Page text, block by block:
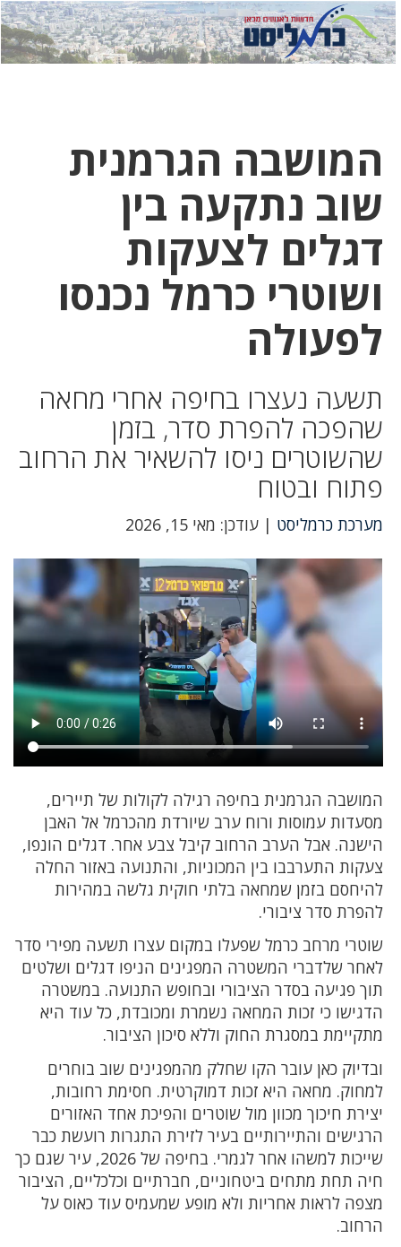
לחץ
כאן
לחץ
כדי
המושבה הגרמנית
שוב נתקעה בין
דגלים לצעקות
ושוטרי כרמל נכנסו
לפעולה
תשעה נעצרו בחיפה אחרי מחאה
שהפכה להפרת סדר, בזמן
שהשוטרים ניסו להשאיר את הרחוב
פתוח ובטוח
מערכת כרמליסט | עודכן: מאי 15, 2026
המושבה הגרמנית בחיפה רגילה לקולות של תיירים,
מסעדות עמוסות ורוח ערב שיורדת מהכרמל אל האבן
הישנה. אבל הערב הרחוב קיבל צבע אחר. דגלים הונפו,
צעקות התערבבו בין המכוניות, והתנועה באזור החלה
להיחסם בזמן שמחאה בלתי חוקית גלשה במהירות
להפרת סדר ציבורי.
שוטרי מרחב כרמל שפעלו במקום עצרו תשעה מפירי סדר
לאחר שלדברי המשטרה המפגינים הניפו דגלים ושלטים
תוך פגיעה בסדר הציבורי ובחופש התנועה. במשטרה
הדגישו כי זכות המחאה נשמרת ומכובדת, כל עוד היא
מתקיימת במסגרת החוק וללא סיכון הציבור.
ובדיוק כאן עובר הקו שחלק מהמפגינים שוב בוחרים
למחוק. מחאה היא זכות דמוקרטית. חסימת רחובות,
יצירת חיכוך מכוון מול שוטרים והפיכת אחד האזורים
הרגישים והתיירותיים בעיר לזירת התגרות רועשת כבר
שייכות למשהו אחר לגמרי. בחיפה של 2026, עיר שגם כך
חיה תחת מתחים ביטחוניים, חברתיים וכלכליים, הציבור
מצפה לראות אחריות ולא מופע שמעמיס עוד כאוס על
הרחוב.